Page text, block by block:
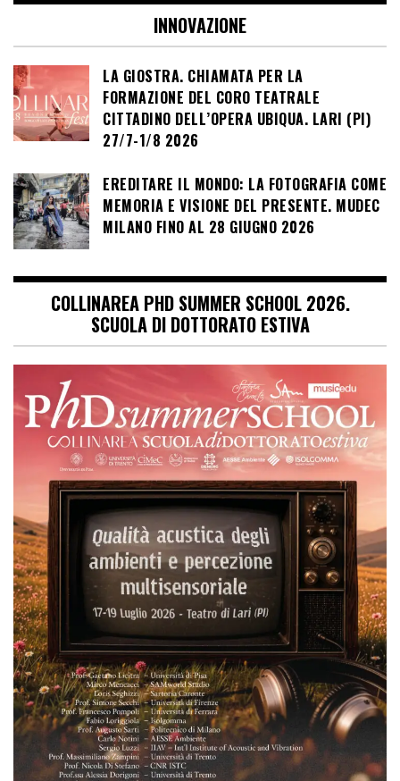
INNOVAZIONE
LA GIOSTRA. CHIAMATA PER LA
FORMAZIONE DEL CORO TEATRALE
CITTADINO DELL’OPERA UBIQUA. LARI (PI)
27/7-1/8 2026
EREDITARE IL MONDO: LA FOTOGRAFIA COME
MEMORIA E VISIONE DEL PRESENTE. MUDEC
MILANO FINO AL 28 GIUGNO 2026
COLLINAREA PHD SUMMER SCHOOL 2026.
SCUOLA DI DOTTORATO ESTIVA